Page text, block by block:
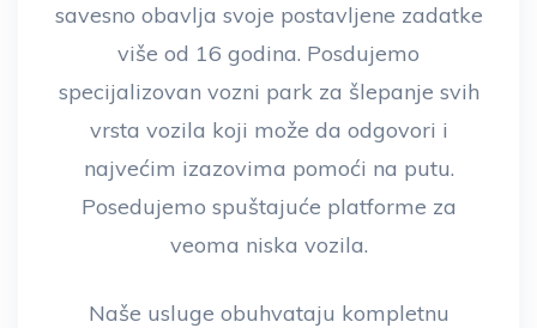
savesno obavlja svoje postavljene zadatke
više od 16 godina. Posdujemo
specijalizovan vozni park za šlepanje svih
vrsta vozila koji može da odgovori i
najvećim izazovima pomoći na putu.
Posedujemo spuštajuće platforme za
veoma niska vozila.
Naše usluge obuhvataju kompletnu